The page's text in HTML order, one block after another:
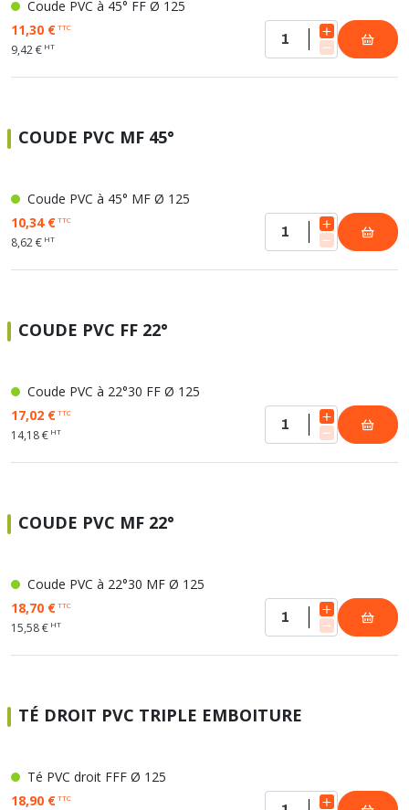
Coude PVC à 45° FF Ø 125
11,30 €TTC
9,42 € HT
COUDE PVC MF 45°
Coude PVC à 45° MF Ø 125
10,34 €TTC
8,62 € HT
COUDE PVC FF 22°
Coude PVC à 22°30 FF Ø 125
17,02 €TTC
14,18 € HT
COUDE PVC MF 22°
Coude PVC à 22°30 MF Ø 125
18,70 €TTC
15,58 € HT
TÉ DROIT PVC TRIPLE EMBOITURE
Té PVC droit FFF Ø 125
18,90 €TTC